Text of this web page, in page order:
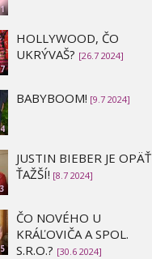
HOLLYWOOD, ČO
UKRÝVAŠ? [26.7 2024]
BABYBOOM! [9.7 2024]
JUSTIN BIEBER JE OPÄŤ
ŤAŽŠÍ! [8.7 2024]
ČO NOVÉHO U
KRÁĽOVIČA A SPOL.
S.R.O.? [30.6 2024]